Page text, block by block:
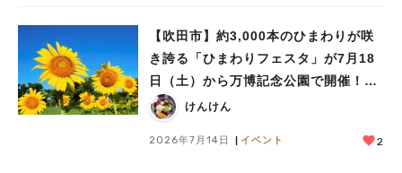
【吹田市】約3,000本のひまわりが咲
き誇る「ひまわりフェスタ」が7月18
日（土）から万博記念公園で開催！真
夏の雪あそびや氷の彫刻も
けんけん
2026年7月14日 イベント 2